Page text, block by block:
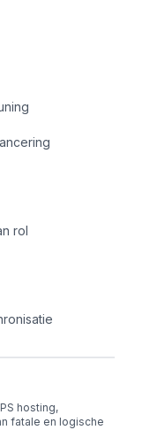
rol
hosting,
fatale en logische